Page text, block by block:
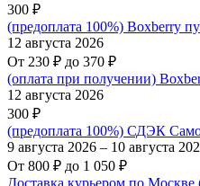
300 ₽
(предоплата 100%) Boxberry
12 августа 2026
От 230 ₽ до 370 ₽
(оплата при получении)
12 августа 2026
300 ₽
(предоплата 100%) СДЭК
9 августа 2026 – 10 августа
От 800 ₽ до 1 050 ₽
Доставка курьером по